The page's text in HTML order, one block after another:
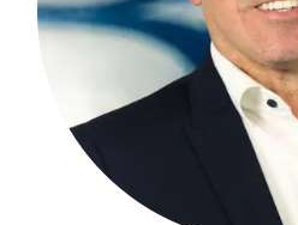
Bankakademie